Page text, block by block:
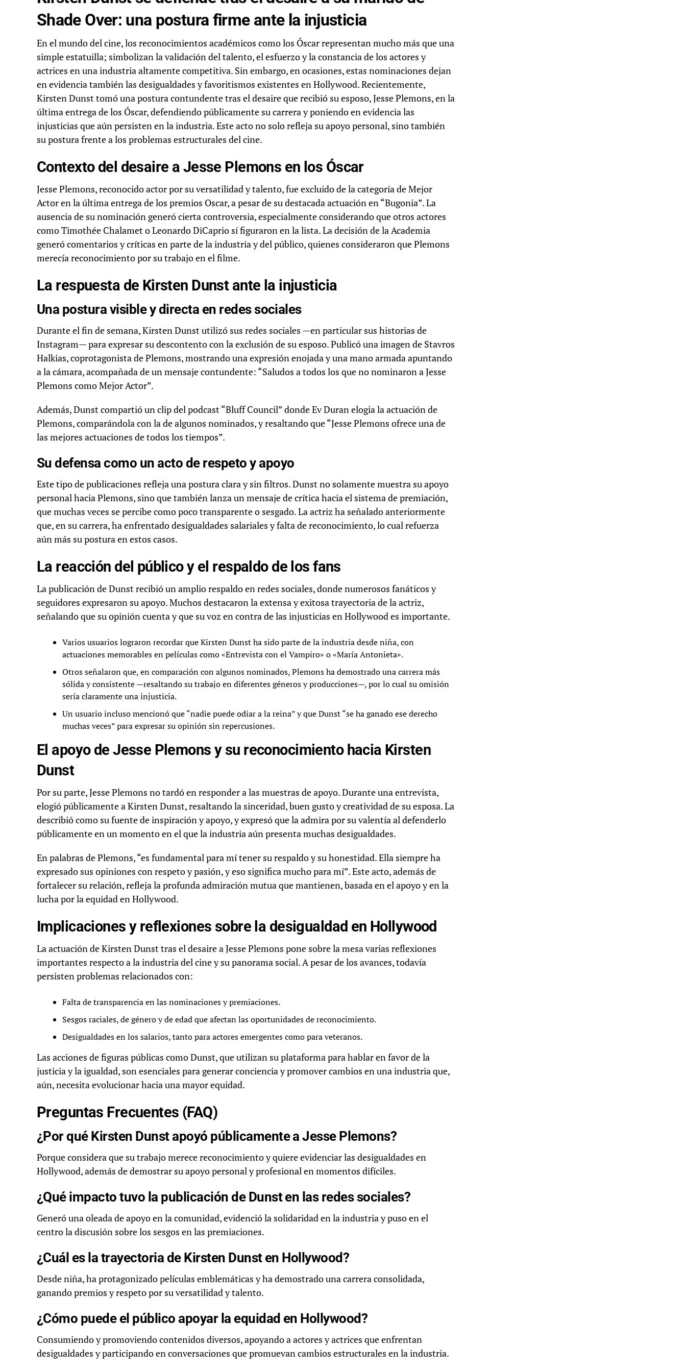
Shade Over: una postura firme ante la injusticia
En el mundo del cine, los reconocimientos académicos como los Óscar representan mucho más que una
simple estatuilla; simbolizan la validación del talento, el esfuerzo y la constancia de los actores y
actrices en una industria altamente competitiva. Sin embargo, en ocasiones, estas nominaciones dejan
en evidencia también las desigualdades y favoritismos existentes en Hollywood. Recientemente,
Kirsten Dunst tomó una postura contundente tras el desaire que recibió su esposo, Jesse Plemons, en la
última entrega de los Óscar, defendiendo públicamente su carrera y poniendo en evidencia las
injusticias que aún persisten en la industria. Este acto no solo refleja su apoyo personal, sino también
su postura frente a los problemas estructurales del cine.
Contexto del desaire a Jesse Plemons en los Óscar
Jesse Plemons, reconocido actor por su versatilidad y talento, fue excluido de la categoría de Mejor
Actor en la última entrega de los premios Oscar, a pesar de su destacada actuación en “Bugonia”. La
ausencia de su nominación generó cierta controversia, especialmente considerando que otros actores
como Timothée Chalamet o Leonardo DiCaprio sí figuraron en la lista. La decisión de la Academia
generó comentarios y críticas en parte de la industria y del público, quienes consideraron que Plemons
merecía reconocimiento por su trabajo en el filme.
La respuesta de Kirsten Dunst ante la injusticia
Una postura visible y directa en redes sociales
Durante el fin de semana, Kirsten Dunst utilizó sus redes sociales —en particular sus historias de
Instagram— para expresar su descontento con la exclusión de su esposo. Publicó una imagen de Stavros
Halkias, coprotagonista de Plemons, mostrando una expresión enojada y una mano armada apuntando
a la cámara, acompañada de un mensaje contundente: “Saludos a todos los que no nominaron a Jesse
Plemons como Mejor Actor”.
Además, Dunst compartió un clip del podcast “Bluff Council” donde Ev Duran elogia la actuación de
Plemons, comparándola con la de algunos nominados, y resaltando que “Jesse Plemons ofrece una de
las mejores actuaciones de todos los tiempos”.
Su defensa como un acto de respeto y apoyo
Este tipo de publicaciones refleja una postura clara y sin filtros. Dunst no solamente muestra su apoyo
personal hacia Plemons, sino que también lanza un mensaje de crítica hacia el sistema de premiación,
que muchas veces se percibe como poco transparente o sesgado. La actriz ha señalado anteriormente
que, en su carrera, ha enfrentado desigualdades salariales y falta de reconocimiento, lo cual refuerza
aún más su postura en estos casos.
La reacción del público y el respaldo de los fans
La publicación de Dunst recibió un amplio respaldo en redes sociales, donde numerosos fanáticos y
seguidores expresaron su apoyo. Muchos destacaron la extensa y exitosa trayectoria de la actriz,
señalando que su opinión cuenta y que su voz en contra de las injusticias en Hollywood es importante.
Varios usuarios lograron recordar que Kirsten Dunst ha sido parte de la industria desde niña, con
actuaciones memorables en películas como «Entrevista con el Vampiro» o «María Antonieta».
Otros señalaron que, en comparación con algunos nominados, Plemons ha demostrado una carrera más
sólida y consistente —resaltando su trabajo en diferentes géneros y producciones—, por lo cual su omisión
sería claramente una injusticia.
Un usuario incluso mencionó que “nadie puede odiar a la reina” y que Dunst “se ha ganado ese derecho
muchas veces” para expresar su opinión sin repercusiones.
El apoyo de Jesse Plemons y su reconocimiento hacia Kirsten
Dunst
Por su parte, Jesse Plemons no tardó en responder a las muestras de apoyo. Durante una entrevista,
elogió públicamente a Kirsten Dunst, resaltando la sinceridad, buen gusto y creatividad de su esposa. La
describió como su fuente de inspiración y apoyo, y expresó que la admira por su valentía al defenderlo
públicamente en un momento en el que la industria aún presenta muchas desigualdades.
En palabras de Plemons, “es fundamental para mí tener su respaldo y su honestidad. Ella siempre ha
expresado sus opiniones con respeto y pasión, y eso significa mucho para mí”. Este acto, además de
fortalecer su relación, refleja la profunda admiración mutua que mantienen, basada en el apoyo y en la
lucha por la equidad en Hollywood.
Implicaciones y reflexiones sobre la desigualdad en Hollywood
La actuación de Kirsten Dunst tras el desaire a Jesse Plemons pone sobre la mesa varias reflexiones
importantes respecto a la industria del cine y su panorama social. A pesar de los avances, todavía
persisten problemas relacionados con:
Falta de transparencia en las nominaciones y premiaciones.
Sesgos raciales, de género y de edad que afectan las oportunidades de reconocimiento.
Desigualdades en los salarios, tanto para actores emergentes como para veteranos.
Las acciones de figuras públicas como Dunst, que utilizan su plataforma para hablar en favor de la
justicia y la igualdad, son esenciales para generar conciencia y promover cambios en una industria que,
aún, necesita evolucionar hacia una mayor equidad.
Preguntas Frecuentes (FAQ)
¿Por qué Kirsten Dunst apoyó públicamente a Jesse Plemons?
Porque considera que su trabajo merece reconocimiento y quiere evidenciar las desigualdades en
Hollywood, además de demostrar su apoyo personal y profesional en momentos difíciles.
¿Qué impacto tuvo la publicación de Dunst en las redes sociales?
Generó una oleada de apoyo en la comunidad, evidenció la solidaridad en la industria y puso en el
centro la discusión sobre los sesgos en las premiaciones.
¿Cuál es la trayectoria de Kirsten Dunst en Hollywood?
Desde niña, ha protagonizado películas emblemáticas y ha demostrado una carrera consolidada,
ganando premios y respeto por su versatilidad y talento.
¿Cómo puede el público apoyar la equidad en Hollywood?
Consumiendo y promoviendo contenidos diversos, apoyando a actores y actrices que enfrentan
desigualdades y participando en conversaciones que promuevan cambios estructurales en la industria.